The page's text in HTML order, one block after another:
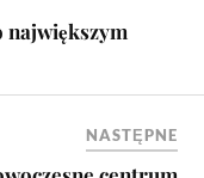
największym
NASTĘPNE